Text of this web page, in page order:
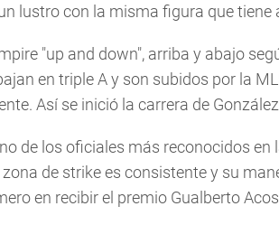
lustro con la misma figura que tiene
"up and down", arriba y abajo
en triple A y son subidos por la
Así se inició la carrera de
de los oficiales más reconocidos en
zona de strike es consistente y su
en recibir el premio Gualberto